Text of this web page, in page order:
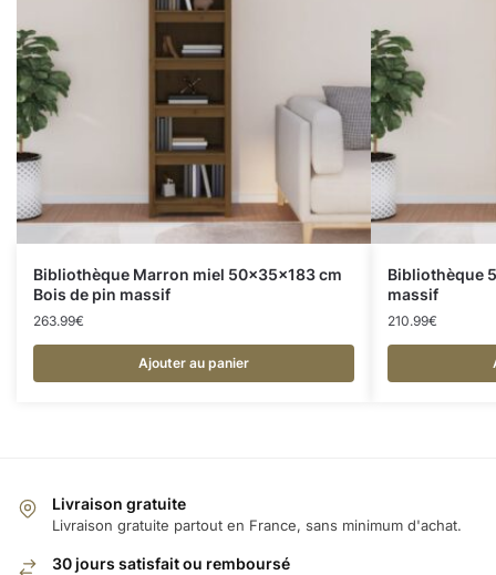
Bibliothèque Marron miel 50x35x183 cm
Bois de pin massif
263.99€
Ajouter au panier
Bibliothèque
massif
210.99€
Livraison gratuite
Livraison gratuite partout en France, sans minimum d'achat.
30 jours satisfait ou remboursé